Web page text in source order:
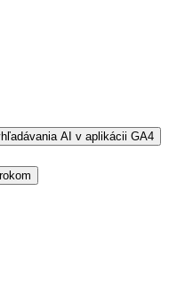
AI v aplikácii GA4